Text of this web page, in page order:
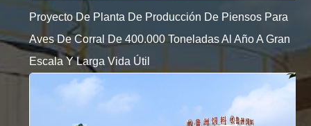
Proyecto De Planta De Producción De Piensos Para
Aves De Corral De 400.000 Toneladas Al Año A Gran
Escala Y Larga Vida Útil